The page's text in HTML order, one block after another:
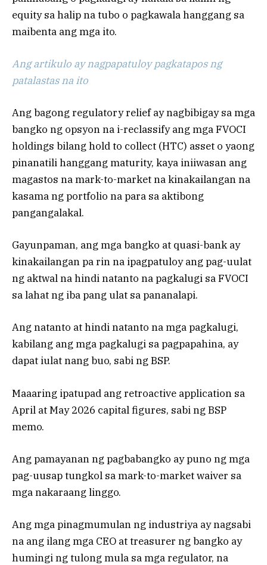
equity sa halip na tubo o pagkawala hanggang sa
maibenta ang mga ito.
Ang artikulo ay nagpapatuloy pagkatapos ng
patalastas na ito
Ang bagong regulatory relief ay nagbibigay sa mga
bangko ng opsyon na i-reclassify ang mga FVOCI
holdings bilang hold to collect (HTC) asset o yaong
pinanatili hanggang maturity, kaya iniiwasan ang
magastos na mark-to-market na kinakailangan na
kasama ng portfolio na para sa aktibong
pangangalakal.
Gayunpaman, ang mga bangko at quasi-bank ay
kinakailangan pa rin na ipagpatuloy ang pag-uulat
ng aktwal na hindi natanto na pagkalugi sa FVOCI
sa lahat ng iba pang ulat sa pananalapi.
Ang natanto at hindi natanto na mga pagkalugi,
kabilang ang mga pagkalugi sa pagpapahina, ay
dapat iulat nang buo, sabi ng BSP.
Maaaring ipatupad ang retroactive application sa
April at May 2026 capital figures, sabi ng BSP
memo.
Ang pamayanan ng pagbabangko ay puno ng mga
pag-uusap tungkol sa mark-to-market waiver sa
mga nakaraang linggo.
Ang mga pinagmumulan ng industriya ay nagsabi
na ang ilang mga CEO at treasurer ng bangko ay
humingi ng tulong mula sa mga regulator, na